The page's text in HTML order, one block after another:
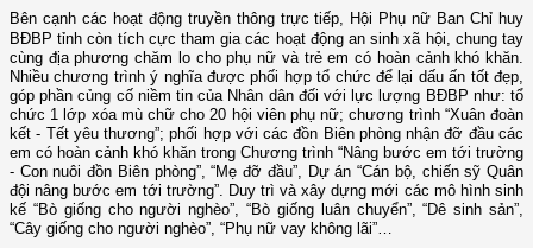
Bên cạnh các hoạt động truyền thông trực tiếp, Hội Phụ nữ Ban Chỉ huy
BĐBPtỉnh còn tích cực tham gia các hoạt động an sinh xã hội, chung tay
cùng địa phương chăm lo cho phụ nữ và trẻ em có hoàn cảnh khó khăn.
Nhiều chương trình ý nghĩa được phối hợp tổ chức để lại dấu ấn tốt đẹp,
góp phần củng cố niềm tin của Nhân dân đối với lực lượng BĐBP như: tổ
chức 1 lớp xóa mù chữ cho 20 hội viên phụ nữ; chương trình “Xuân đoàn
kết - Tết yêu thương”; phối hợp với các đồn Biên phòng nhận đỡ đầu các
em có hoàn cảnh khó khăn trong Chương trình “Nâng bước em tới trường
- Con nuôi đồn Biên phòng”, “Mẹ đỡ đầu”, Dự án “Cán bộ, chiến sỹ Quân
đội nâng bước em tới trường”. Duy trì và xây dựng mới các mô hình sinh
kế “Bò giống cho người nghèo”, “Bò giống luân chuyển”, “Dê sinh sản”,
“Cây giống cho người nghèo”, “Phụ nữ vay không lãi”…